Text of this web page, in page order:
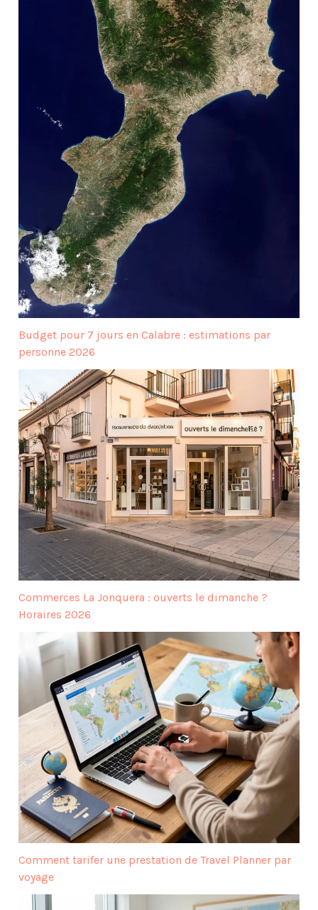
Budget pour 7 jours en Calabre : estimations par
personne 2026
Commerces La Jonquera : ouverts le dimanche ?
Horaires 2026
Comment tarifer une prestation de Travel Planner par
voyage